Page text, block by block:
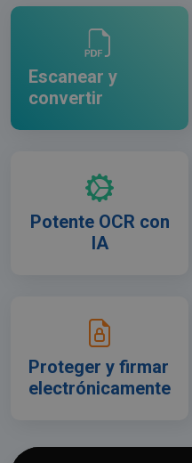
Escanear y
convertir
Potente OCR con
IA
Proteger y firmar
electrónicamente